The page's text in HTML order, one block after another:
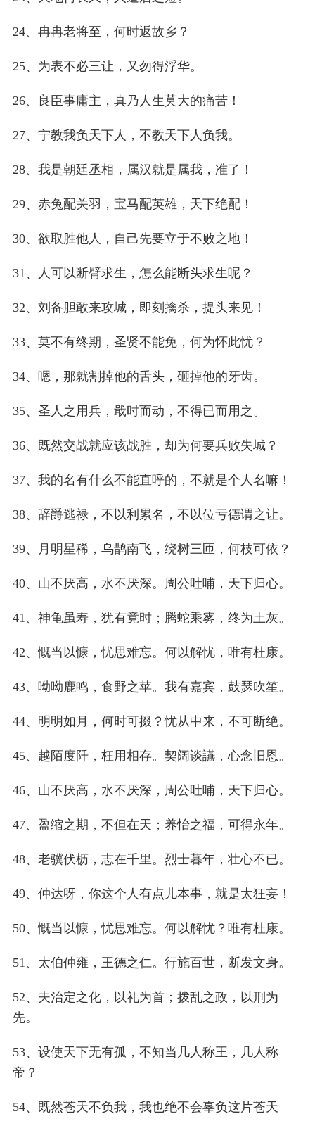
24、冉冉老将至，何时返故乡？
25、为表不必三让，又勿得浮华。
26、良臣事庸主，真乃人生莫大的痛苦！
27、宁教我负天下人，不教天下人负我。
28、我是朝廷丞相，属汉就是属我，准了！
29、赤兔配关羽，宝马配英雄，天下绝配！
30、欲取胜他人，自己先要立于不败之地！
31、人可以断臂求生，怎么能断头求生呢？
32、刘备胆敢来攻城，即刻擒杀，提头来见！
33、莫不有终期，圣贤不能免，何为怀此忧？
34、嗯，那就割掉他的舌头，砸掉他的牙齿。
35、圣人之用兵，戢时而动，不得已而用之。
36、既然交战就应该战胜，却为何要兵败失城？
37、我的名有什么不能直呼的，不就是个人名嘛！
38、辞爵逃禄，不以利累名，不以位亏德谓之让。
39、月明星稀，乌鹊南飞，绕树三匝，何枝可依？
40、山不厌高，水不厌深。周公吐哺，天下归心。
41、神龟虽寿，犹有竟时；腾蛇乘雾，终为土灰。
42、慨当以慷，忧思难忘。何以解忧，唯有杜康。
43、呦呦鹿鸣，食野之苹。我有嘉宾，鼓瑟吹笙。
44、明明如月，何时可掇？忧从中来，不可断绝。
45、越陌度阡，枉用相存。契阔谈讌，心念旧恩。
46、山不厌高，水不厌深，周公吐哺，天下归心。
47、盈缩之期，不但在天；养怡之福，可得永年。
48、老骥伏枥，志在千里。烈士暮年，壮心不已。
49、仲达呀，你这个人有点儿本事，就是太狂妄！
50、慨当以慷，忧思难忘。何以解忧？唯有杜康。
51、太伯仲雍，王德之仁。行施百世，断发文身。
52、夫治定之化，以礼为首；拨乱之政，以刑为
先。
53、设使天下无有孤，不知当几人称王，几人称
帝？
54、既然苍天不负我，我也绝不会辜负这片苍天